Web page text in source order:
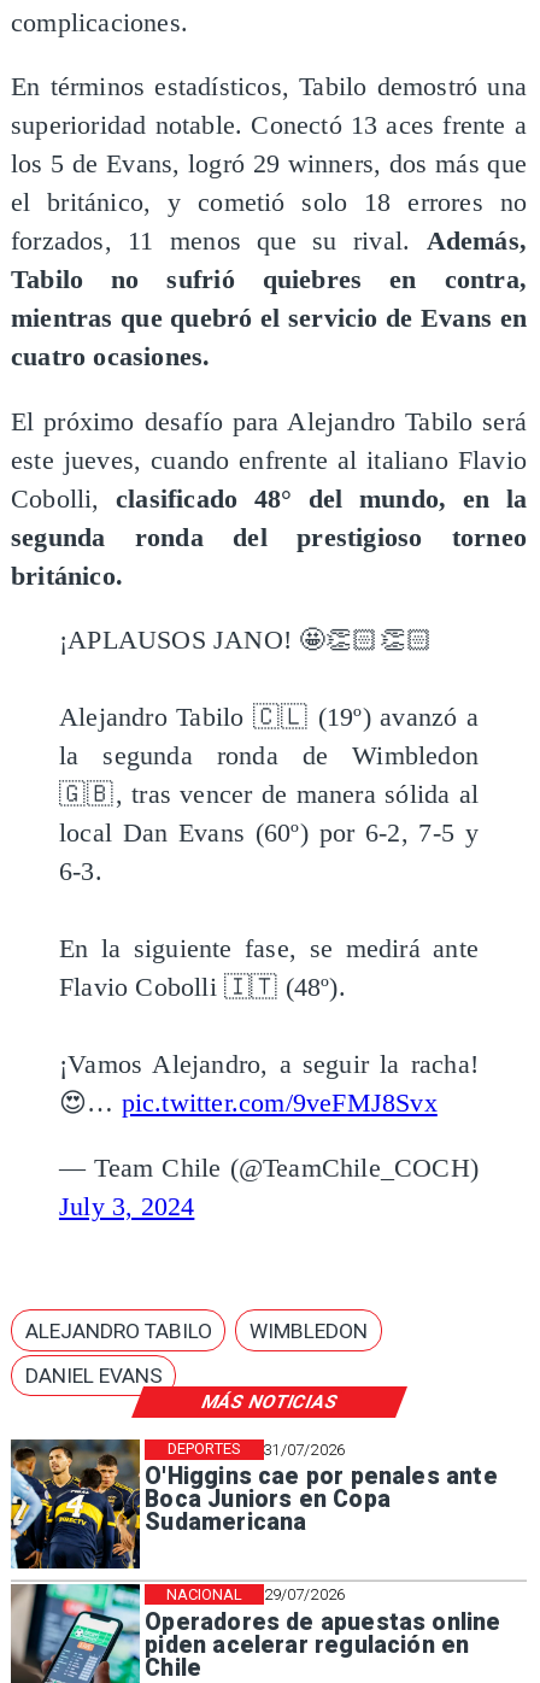
MÁS NOTICIAS
31/07/2026
O'Higgins cae por penales ante
Boca Juniors en Copa
Sudamericana
DEPORTES
29/07/2026
Operadores de apuestas online
piden acelerar regulación en
Chile
NACIONAL
complicaciones.
En términos estadísticos, Tabilo demostró una
superioridad notable. Conectó 13 aces frente a
los 5 de Evans, logró 29 winners, dos más que
el británico, y cometió solo 18 errores no
forzados, 11 menos que su rival. Además,
Tabilo no sufrió quiebres en contra,
mientras que quebró el servicio de Evans en
cuatro ocasiones.
El próximo desafío para Alejandro Tabilo será
este jueves, cuando enfrente al italiano Flavio
Cobolli,clasificado 48° del mundo, en la
segunda ronda del prestigioso torneo
británico.
¡APLAUSOS JANO! 🤩👏🏻👏🏻
Alejandro Tabilo 🇨🇱 (19º) avanzó a
la segunda ronda de Wimbledon
🇬🇧, tras vencer de manera sólida al
local Dan Evans (60º) por 6-2, 7-5 y
6-3.
En la siguiente fase, se medirá ante
Flavio Cobolli 🇮🇹 (48º).
¡Vamos Alejandro, a seguir la racha!
😍… pic.twitter.com/9veFMJ8Svx
— Team Chile (@TeamChile_COCH)
July 3, 2024
ALEJANDRO TABILO
WIMBLEDON
DANIEL EVANS